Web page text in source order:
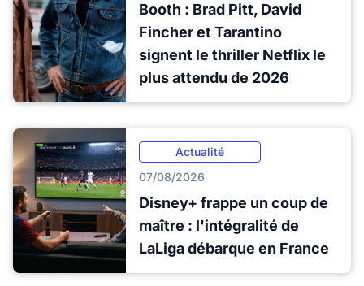
Booth : Brad Pitt, David
Fincher et Tarantino
signent le thriller Netflix le
plus attendu de 2026
Actualité
07/08/2026
Disney+ frappe un coup de
maître : l'intégralité de
LaLiga débarque en France